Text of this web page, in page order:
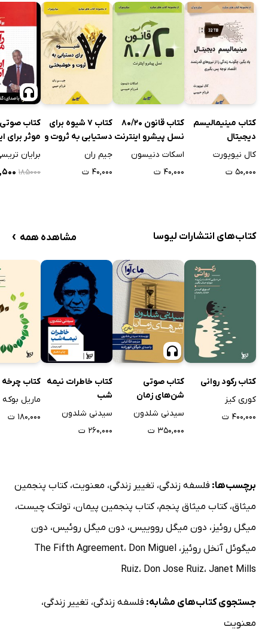
کتاب مینیمالیسم
دیجیتال
کال نیوپورت
۵۰,۰۰۰ ت
کتاب قانون 80/20
نسل پیشرو اینترنت
اسکات دنیسون
۴۰,۰۰۰ ت
کتاب 7 شیوه برای
دستیابی به ثروت و
خوشبختی
جیم ران
۴۰,۰۰۰ ت
کتاب
موثر برای
انگیزه
برایان
۱۸۵۰۰۰
کتاب‌های انتشارات لیوسا مشاهده همه ›
کتاب رکود روانی
کوری کیز
۴۰۰,۰۰۰ ت
کتاب صوتی
شن‌های زمان
سیدنی شلدون
۳۵۰,۰۰۰ ت
کتاب خاطرات نیمه
شب
سیدنی شلدون
۲۶۰,۰۰۰ ت
کتاب چرخه
ماریل بوکه
۱۸۰,۰۰۰ ت
برچسب‌ها: فلسفه زندگی، تغییر زندگی، معنویت،کتاب پنجمین
میثاق،کتاب میثاق پنجم،کتاب پنجمین پیمان، تولتک چیست،
میگل روئیز ، دون میگل رووییس، دون میگل روئیس، دون
میگوئل آنخل روئیز ، The Fifth Agreement، Don Miguel
Ruiz، Don Jose Ruiz، Janet Mills
جستجوی کتاب‌های مشابه: فلسفه زندگی، تغییر زندگی،
معنویت